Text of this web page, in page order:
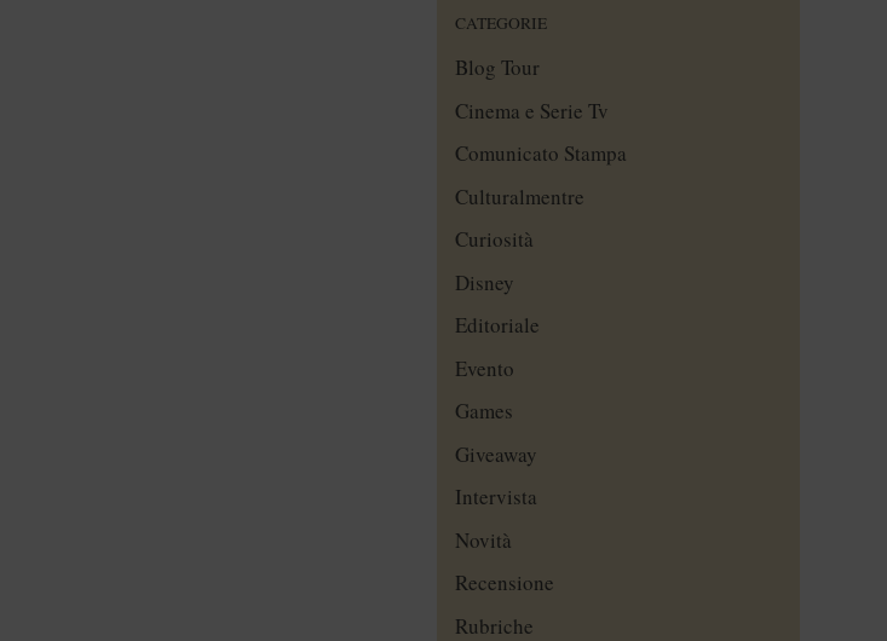
CATEGORIE
Blog Tour
Cinema e Serie Tv
Comunicato Stampa
Culturalmentre
Curiosità
Disney
Editoriale
Evento
Games
Giveaway
Intervista
Novità
Recensione
Rubriche